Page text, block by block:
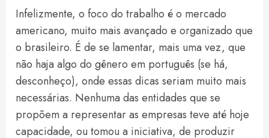
Infelizmente, o foco do trabalho é o mercado
americano, muito mais avançado e organizado que
o brasileiro. É de se lamentar, mais uma vez, que
não haja algo do gênero em português (se há,
desconheço), onde essas dicas seriam muito mais
necessárias. Nenhuma das entidades que se
propõem a representar as empresas teve até hoje
capacidade, ou tomou a iniciativa, de produzir